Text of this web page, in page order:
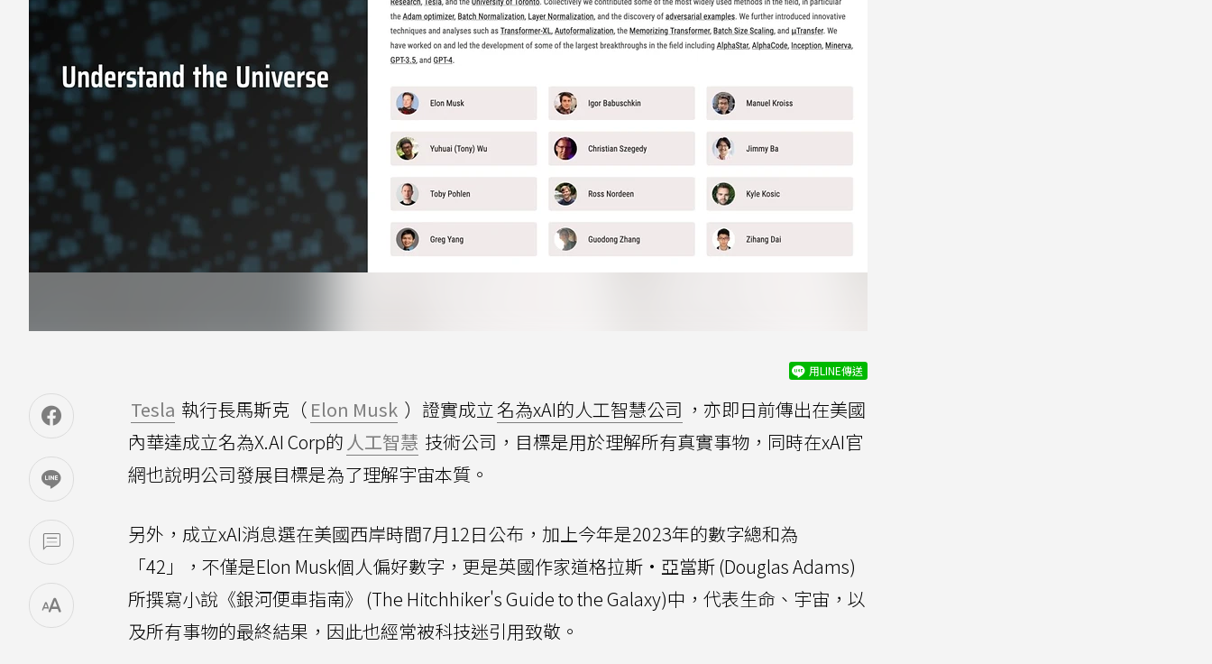
用LINE傳送
Tesla 執行長馬斯克（ Elon Musk ）證實成立 名為xAI的人工智慧公司 ，亦即日前傳出在美國
內華達成立名為X.AI Corp的 人工智慧 技術公司，目標是用於理解所有真實事物，同時在xAI官
網也說明公司發展目標是為了理解宇宙本質。
另外，成立xAI消息選在美國西岸時間7月12日公布，加上今年是2023年的數字總和為
「42」，不僅是Elon Musk個人偏好數字，更是英國作家道格拉斯·亞當斯 (Douglas Adams)
所撰寫小說《銀河便車指南》 (The Hitchhiker's Guide to the Galaxy)中，代表生命、宇宙，以
及所有事物的最終結果，因此也經常被科技迷引用致敬。